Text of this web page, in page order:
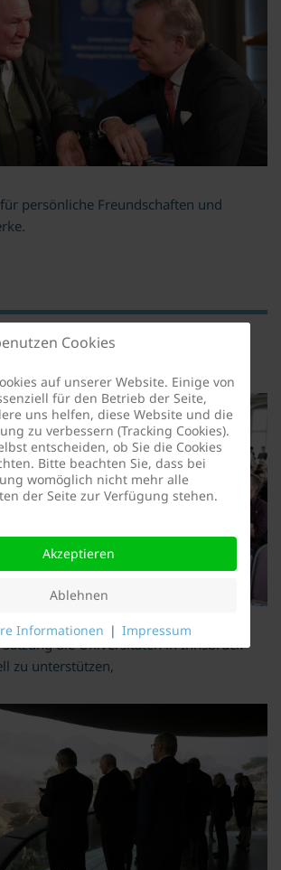
persönliche Freundschaften und
hat die Zielsetzung
die Universitäten in Innsbruck
zu unterstützen,
Cookies
auf unserer Website. Einige von
für den Betrieb der Seite,
uns helfen, diese Website und die
zu verbessern (Tracking Cookies).
entscheiden, ob Sie die Cookies
Bitte beachten Sie, dass bei
womöglich nicht mehr alle
der Seite zur Verfügung stehen.
Akzeptieren
Ablehnen
Informationen | Impressum